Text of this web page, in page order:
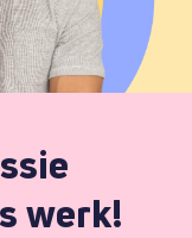
werk!